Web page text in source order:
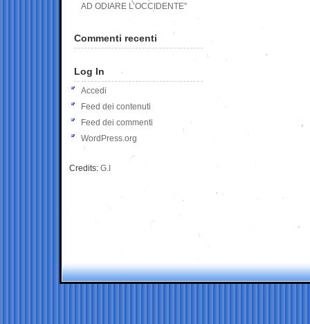
AD ODIARE L’OCCIDENTE”
Commenti recenti
Log In
Accedi
Feed dei contenuti
Feed dei commenti
WordPress.org
Credits: G.I